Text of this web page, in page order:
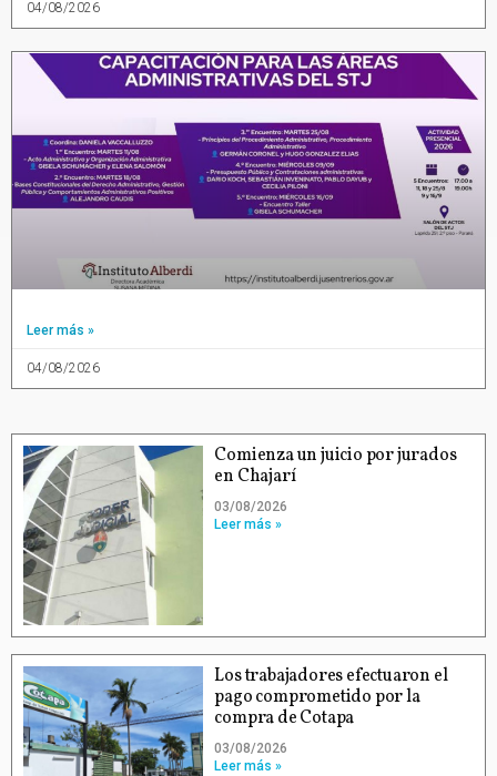
04/08/2026
Leer más »
04/08/2026
Comienza un juicio por jurados
en Chajarí
03/08/2026
Leer más »
Los trabajadores efectuaron el
pago comprometido por la
compra de Cotapa
03/08/2026
Leer más »